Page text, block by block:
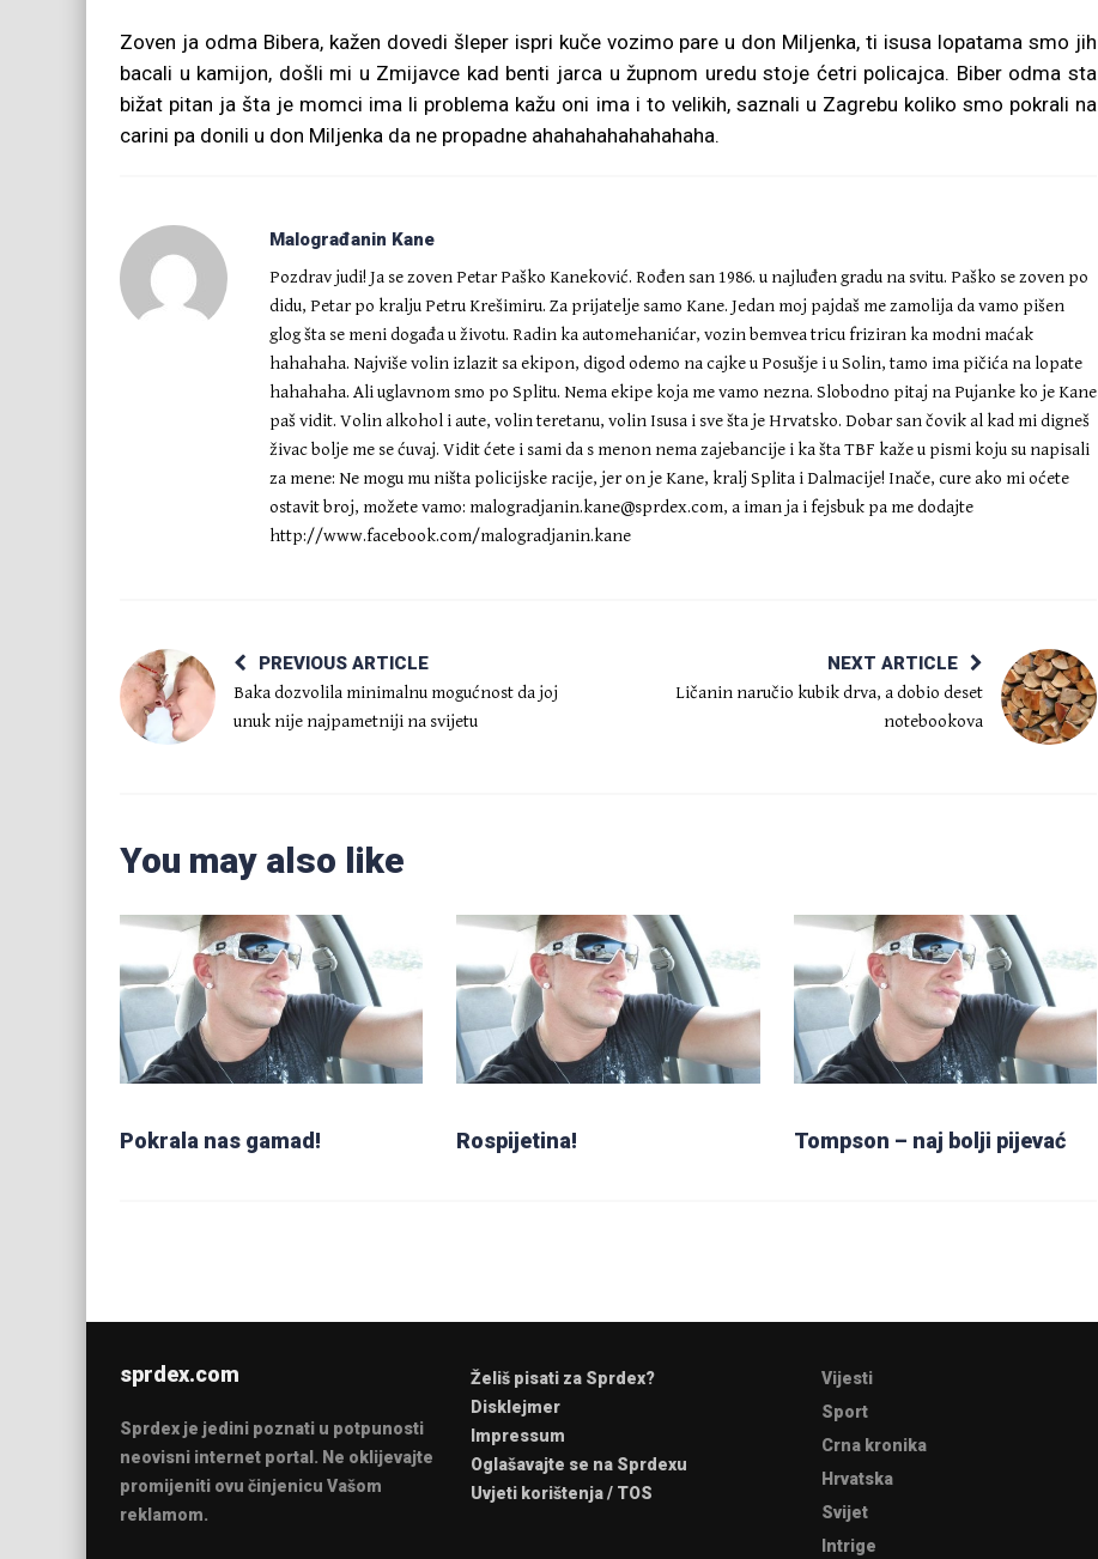
Zoven ja odma Bibera, kažen dovedi šleper ispri kuče vozimo pare u don Miljenka, ti isusa lopatama smo jih
bacali u kamijon, došli mi u Zmijavce kad benti jarca u župnom uredu stoje ćetri policajca. Biber odma sta
bižat pitan ja šta je momci ima li problema kažu oni ima i to velikih, saznali u Zagrebu koliko smo pokrali na
carini pa donili u don Miljenka da ne propadne ahahahahahahahaha.
Malograđanin Kane
Pozdrav judi! Ja se zoven Petar Paško Kaneković. Rođen san 1986. u najluđen gradu na svitu. Paško se zoven po
didu, Petar po kralju Petru Krešimiru. Za prijatelje samo Kane. Jedan moj pajdaš me zamolija da vamo pišen
glog šta se meni događa u životu. Radin ka automehanićar, vozin bemvea tricu friziran ka modni maćak
hahahaha. Najviše volin izlazit sa ekipon, digod odemo na cajke u Posušje i u Solin, tamo ima pičića na lopate
hahahaha. Ali uglavnom smo po Splitu. Nema ekipe koja me vamo nezna. Slobodno pitaj na Pujanke ko je Kane
paš vidit. Volin alkohol i aute, volin teretanu, volin Isusa i sve šta je Hrvatsko. Dobar san čovik al kad mi digneš
živac bolje me se ćuvaj. Vidit ćete i sami da s menon nema zajebancije i ka šta TBF kaže u pismi koju su napisali
za mene: Ne mogu mu ništa policijske racije, jer on je Kane, kralj Splita i Dalmacije! Inače, cure ako mi oćete
ostavit broj, možete vamo: malogradjanin.kane@sprdex.com, a iman ja i fejsbuk pa me dodajte
http://www.facebook.com/malogradjanin.kane
PREVIOUS ARTICLE
Baka dozvolila minimalnu mogućnost da joj
unuk nije najpametniji na svijetu
NEXT ARTICLE
Ličanin naručio kubik drva, a dobio deset
notebookova
You may also like
Pokrala nas gamad! Rospijetina! Tompson – naj bolji pijevać
sprdex.com
Sprdex je jedini poznati u potpunosti
neovisni internet portal. Ne oklijevajte
promijeniti ovu činjenicu Vašom
reklamom.
Želiš pisati za Sprdex?
Disklejmer
Impressum
Oglašavajte se na Sprdexu
Uvjeti korištenja / TOS
Vijesti
Sport
Crna kronika
Hrvatska
Svijet
Intrige